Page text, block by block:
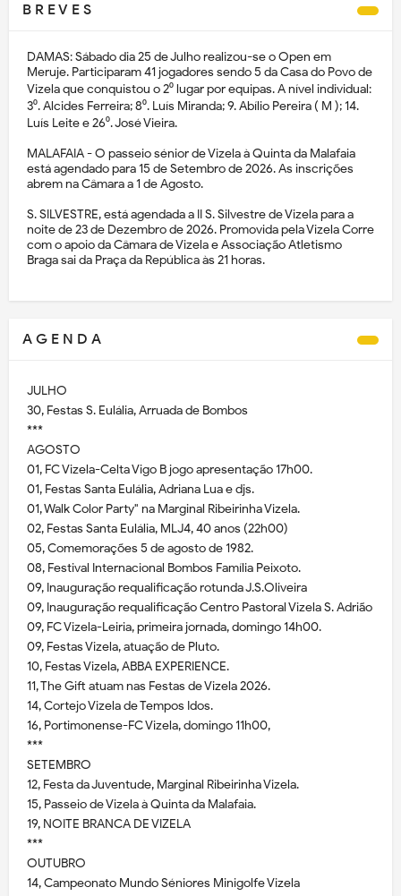
B R E V E S
DAMAS: Sábado dia 25 de Julho realizou-se o Open em
Meruje. Participaram 41 jogadores sendo 5 da Casa do Povo de
Vizela que conquistou o 2⁰ lugar por equipas. A nível individual:
3⁰. Alcides Ferreira; 8⁰. Luís Miranda; 9. Abílio Pereira ( M ); 14.
Luís Leite e 26⁰. José Vieira.
MALAFAIA - O passeio sénior de Vizela à Quinta da Malafaia
está agendado para 15 de Setembro de 2026. As inscrições
abrem na Câmara a 1 de Agosto.
S. SILVESTRE, está agendada a II S. Silvestre de Vizela para a
noite de 23 de Dezembro de 2026. Promovida pela Vizela Corre
com o apoio da Câmara de Vizela e Associação Atletismo
Braga sai da Praça da República às 21 horas.
A G E N D A
JULHO
30, Festas S. Eulália, Arruada de Bombos
***
AGOSTO
01, FC Vizela-Celta Vigo B jogo apresentação 17h00.
01, Festas Santa Eulália, Adriana Lua e djs.
01, Walk Color Party" na Marginal Ribeirinha Vizela.
02, Festas Santa Eulália, MLJ4, 40 anos (22h00)
05, Comemorações 5 de agosto de 1982.
08, Festival Internacional Bombos Família Peixoto.
09, Inauguração requalificação rotunda J.S.Oliveira
09, Inauguração requalificação Centro Pastoral Vizela S. Adrião
09, FC Vizela-Leiria, primeira jornada, domingo 14h00.
09, Festas Vizela, atuação de Pluto.
10, Festas Vizela, ABBA EXPERIENCE.
11, The Gift atuam nas Festas de Vizela 2026.
14, Cortejo Vizela de Tempos Idos.
16, Portimonense-FC Vizela, domingo 11h00,
***
SETEMBRO
12, Festa da Juventude, Marginal Ribeirinha Vizela.
15, Passeio de Vizela à Quinta da Malafaia.
19, NOITE BRANCA DE VIZELA
***
OUTUBRO
14, Campeonato Mundo Séniores Minigolfe Vizela